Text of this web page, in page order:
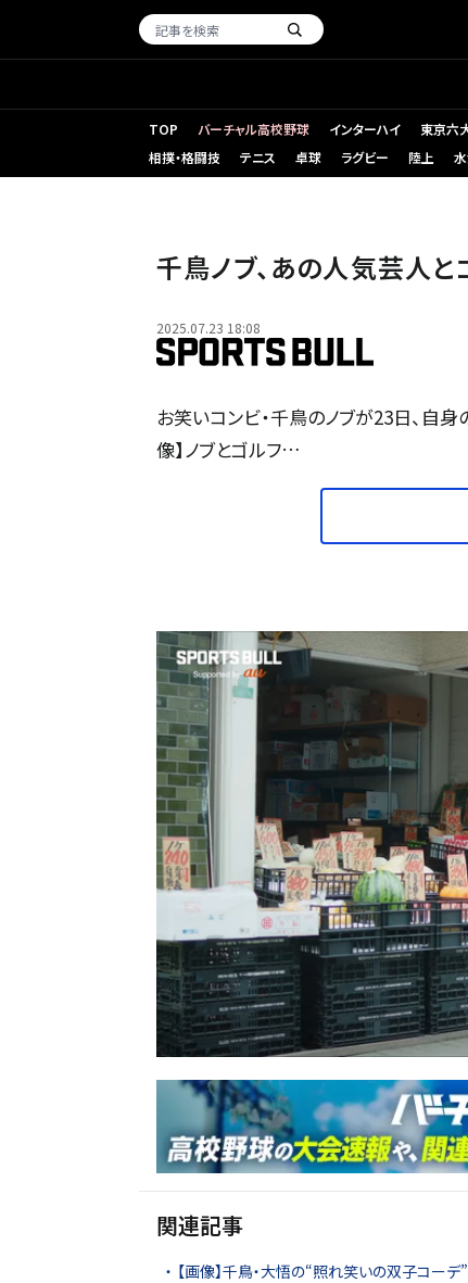
TOP バーチャル高校野球 インターハイ 東京六
相撲・格闘技
テニス 卓球 ラグビー 陸上
千鳥ノブ、あの人気芸人と
2025.07.23 18:08
お笑いコンビ・千鳥のノブが23日、自
像】ノブとゴルフ…
関連記事
【画像】千鳥・大悟の“照れ笑いの双子コーデ